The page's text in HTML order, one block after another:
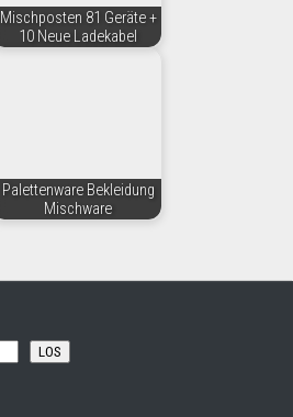
Mischposten 81 Geräte +
10 Neue Ladekabel
Palettenware Bekleidung
Mischware
LOS